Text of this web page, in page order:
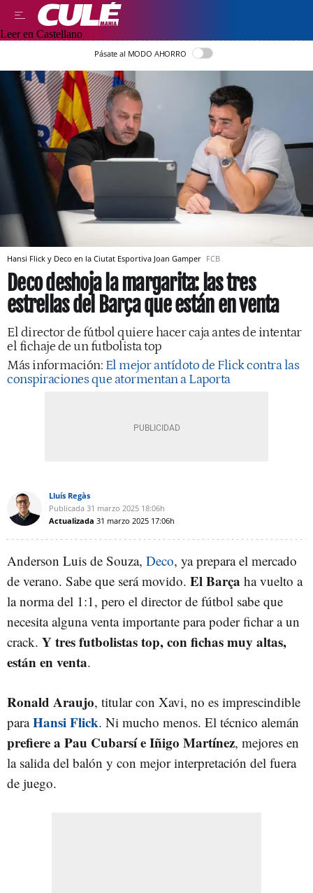
Leer en Castellano
Pásate al MODO AHORRO
Hansi Flick y Deco en la Ciutat Esportiva Joan Gamper FCB
Deco deshoja la margarita: las tres
estrellas del Barça que están en venta
El director de fútbol quiere hacer caja antes de intentar
el fichaje de un futbolista top
Más información: El mejor antídoto de Flick contra las
conspiraciones que atormentan a Laporta
Lluís Regàs
Publicada 31 marzo 2025 18:06h
Actualizada 31 marzo 2025 17:06h
Anderson Luis de Souza, Deco, ya prepara el mercado
de verano. Sabe que será movido. El Barça ha vuelto a
la norma del 1:1, pero el director de fútbol sabe que
necesita alguna venta importante para poder fichar a un
crack. Y tres futbolistas top, con fichas muy altas,
están en venta.
Ronald Araujo, titular con Xavi, no es imprescindible
paraHansi Flick. Ni mucho menos. El técnico alemán
prefiere a Pau Cubarsí e Iñigo Martínez, mejores en
la salida del balón y con mejor interpretación del fuera
de juego.